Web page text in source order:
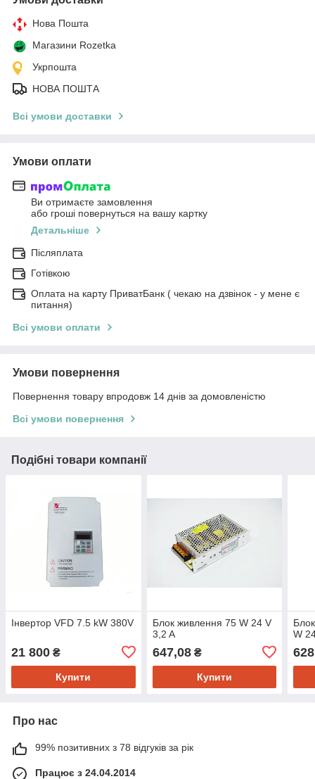
Нова Пошта
Магазини Rozetka
Укрпошта
НОВА ПОШТА
Всі умови доставки
Умови оплати
Ви отримаєте замовлення
або гроші повернуться на вашу картку
Детальніше
Післяплата
Готівкою
Оплата на карту ПриватБанк ( чекаю на дзвінок - у мене є
питання)
Всі умови оплати
Умови повернення
Повернення товару впродовж 14 днів за домовленістю
Всі умови повернення
Подібні товари компанії
Інвертор VFD 7.5 kW 380V
21 800 ₴
Купити
Блок живлення 75 W 24 V
3,2 A
647,08₴
Купити
W
Про нас
99% позитивних з 78 відгуків за рік
Працює з 24.04.2014